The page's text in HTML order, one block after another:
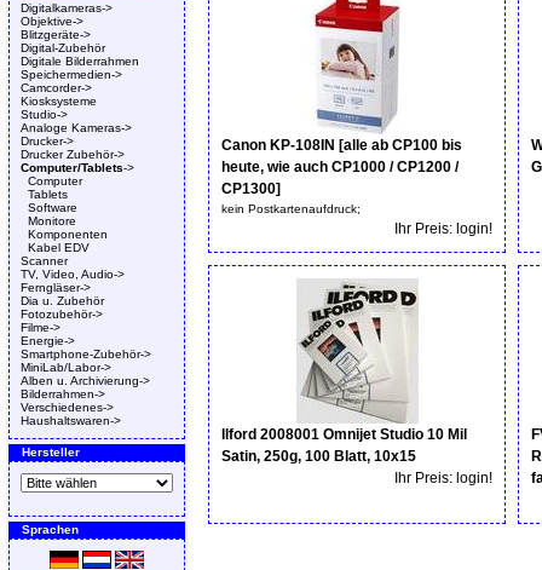
Digitalkameras->
Objektive->
Blitzgeräte->
Digital-Zubehör
Digitale Bilderrahmen
Speichermedien->
Camcorder->
Kiosksysteme
Studio->
Analoge Kameras->
Drucker->
Drucker Zubehör->
Computer/Tablets->
Computer
Tablets
Software
Monitore
Komponenten
Kabel EDV
Scanner
TV, Video, Audio->
Ferngläser->
Dia u. Zubehör
Fotozubehör->
Filme->
Energie->
Smartphone-Zubehör->
MiniLab/Labor->
Alben u. Archivierung->
Bilderrahmen->
Verschiedenes->
Haushaltswaren->
Hersteller
Sprachen
Canon KP-108IN [alle ab CP100 bis
heute, wie auch CP1000 / CP1200 /
CP1300]
kein Postkartenaufdruck;
Ihr Preis: login!
Ilford 2008001 Omnijet Studio 10 Mil
Satin, 250g, 100 Blatt, 10x15
Ihr Preis: login!